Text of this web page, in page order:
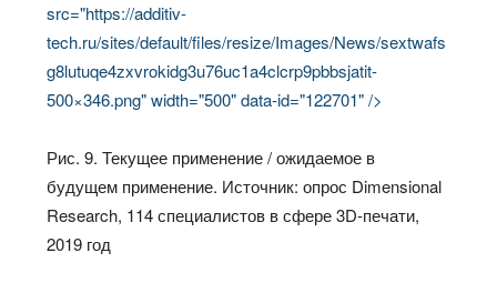
src="https://additiv-
tech.ru/sites/default/files/resize/Images/News/sextwafs
g8lutuqe4zxvrokidg3u76uc1a4clcrp9pbbsjatit-
500×346.png" width="500" data-id="122701" />
Рис. 9. Текущее применение / ожидаемое в
будущем применение. Источник: опрос Dimensional
Research, 114 специалистов в сфере 3D-печати,
2019 год